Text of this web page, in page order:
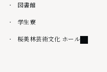
図書館
学生寮
桜美林芸術文化 ホール外部リンク